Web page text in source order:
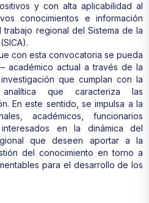
y con alta aplicabilidad al
conocimientos e información
regional del Sistema de la
con esta convocatoria se pueda
académico actual a través de la
que cumplan con la
que caracteriza las
En este sentido, se impulsa a la
académicos, funcionarios
en la dinámica del
que deseen aportar a la
del conocimiento en torno a
para el desarrollo de los